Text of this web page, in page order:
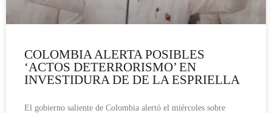
COLOMBIA ALERTA POSIBLES
‘ACTOS DETERRORISMO’ EN
INVESTIDURA DE DE LA ESPRIELLA
El gobierno saliente de Colombia alertó el miércoles sobre